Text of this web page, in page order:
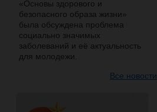
«Основы здорового и
безопасного образа жизни»
была обсуждена проблема
социально значимых
заболеваний и её актуальность
для молодежи.
Все новости